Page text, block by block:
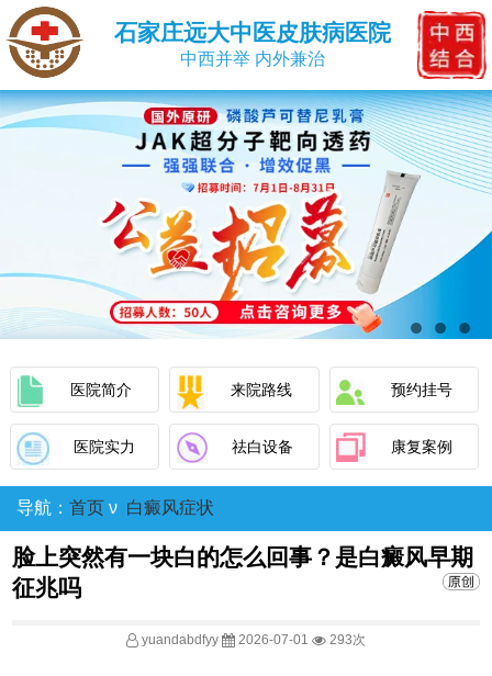
石家庄远大中医皮肤病医院
中西并举 内外兼治
医院简介 来院路线 预约挂号
医院实力 祛白设备 康复案例
导航： 首页 ν 白癜风症状
脸上突然有一块白的怎么回事？是白癜风早期
征兆吗
yuandabdfyy 2026-07-01 293次